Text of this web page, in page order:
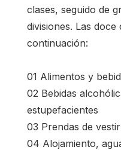
clases, seguido de
divisiones. Las doce
continuación:
01 Alimentos y
02 Bebidas
estupefacientes
03 Prendas de
04 Alojamiento,